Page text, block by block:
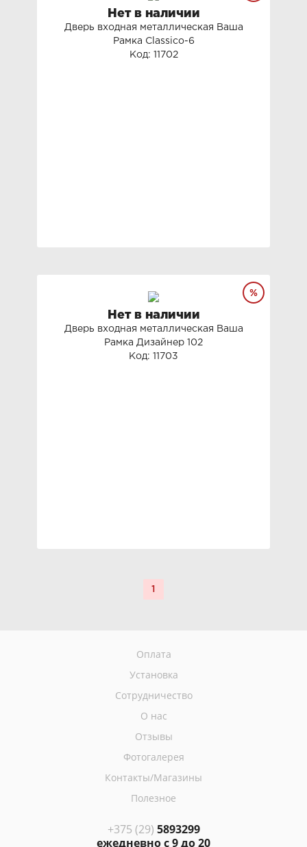
Нет в наличии
Дверь входная металлическая Ваша
Рамка Classico-6
Код: 11702
Нет в наличии
Дверь входная металлическая Ваша
Рамка Дизайнер 102
Код: 11703
1
Оплата
Установка
Сотрудничество
О нас
Отзывы
Фотогалерея
Контакты/Магазины
Полезное
+375 (29) 5893299
ежедневно с 9 до 20